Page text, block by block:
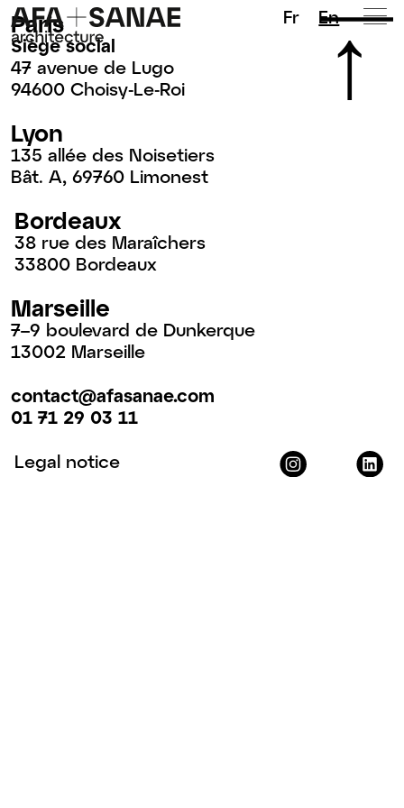
Fr En
Paris
Siège social
47 avenue de Lugo
94600 Choisy-Le-Roi
Lyon
135 allée des Noisetiers
Bât. A, 69760 Limonest
Bordeaux
38 rue des Maraîchers
33800 Bordeaux
Marseille
7–9 boulevard de Dunkerque
13002 Marseille
contact@afasanae.com
01 71 29 03 11
Legal notice